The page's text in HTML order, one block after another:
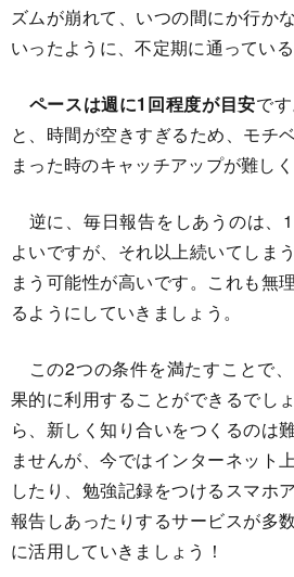
ズムが崩れて、いつの間にか行か
いったように、不定期に通ってい
ペースは週に1回程度が目安で
と、時間が空きすぎるため、モチ
まった時のキャッチアップが難しく
逆に、毎日報告をしあうのは、
よいですが、それ以上続いてしま
まう可能性が高いです。これも無
るようにしていきましょう。
この2つの条件を満たすことで
果的に利用することができるでし
ら、新しく知り合いをつくるのは
ませんが、今ではインターネット
したり、勉強記録をつけるスマホ
報告しあったりするサービスが多
に活用していきましょう！